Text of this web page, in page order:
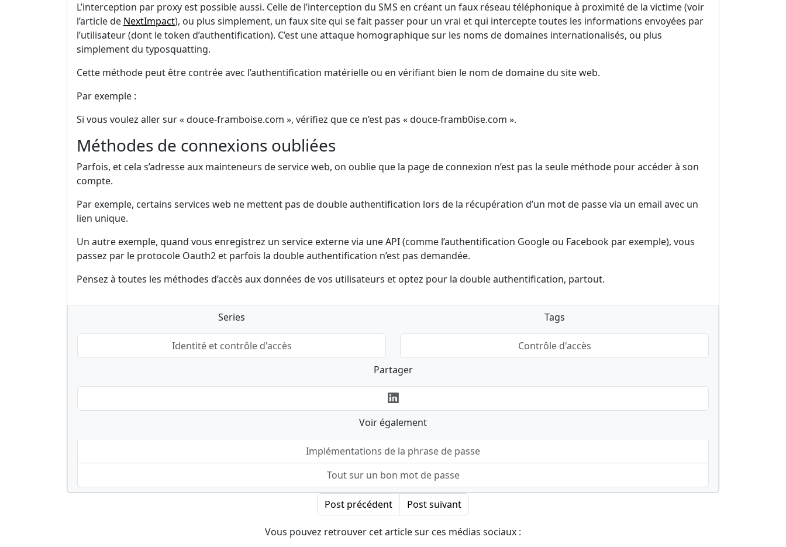
L’interception par proxy est possible aussi. Celle de l’interception du SMS en créant un faux réseau téléphonique à proximité de la victime (voir
l’article de NextImpact), ou plus simplement, un faux site qui se fait passer pour un vrai et qui intercepte toutes les informations envoyées par
l’utilisateur (dont le token d’authentification). C’est une attaque homographique sur les noms de domaines internationalisés, ou plus
simplement du typosquatting.
Cette méthode peut être contrée avec l’authentification matérielle ou en vérifiant bien le nom de domaine du site web.
Par exemple :
Si vous voulez aller sur « douce-framboise.com », vérifiez que ce n’est pas « douce-framb0ise.com ».
Méthodes de connexions oubliées
Parfois, et cela s’adresse aux mainteneurs de service web, on oublie que la page de connexion n’est pas la seule méthode pour accéder à son
compte.
Par exemple, certains services web ne mettent pas de double authentification lors de la récupération d’un mot de passe via un email avec un
lien unique.
Un autre exemple, quand vous enregistrez un service externe via une API (comme l’authentification Google ou Facebook par exemple), vous
passez par le protocole Oauth2 et parfois la double authentification n’est pas demandée.
Pensez à toutes les méthodes d’accès aux données de vos utilisateurs et optez pour la double authentification, partout.
Series
Identité et contrôle d'accès
Tags
Contrôle d'accès
Partager
Voir également
Implémentations de la phrase de passe
Tout sur un bon mot de passe
Post précédent Post suivant
Vous pouvez retrouver cet article sur ces médias sociaux :